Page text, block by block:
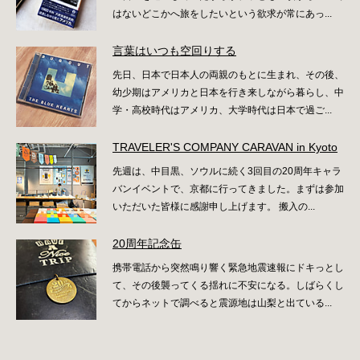
はないどこかへ旅をしたいという欲求が常にあっ...
言葉はいつも空回りする
先日、日本で日本人の両親のもとに生まれ、その後、
幼少期はアメリカと日本を行き来しながら暮らし、中
学・高校時代はアメリカ、大学時代は日本で過ご...
TRAVELER'S COMPANY CARAVAN in Kyoto
先週は、中目黒、ソウルに続く3回目の20周年キャラ
バンイベントで、京都に行ってきました。まずは参加
いただいた皆様に感謝申し上げます。 搬入の...
20周年記念缶
携帯電話から突然鳴り響く緊急地震速報にドキっとし
て、その後襲ってくる揺れに不安になる。しばらくし
てからネットで調べると震源地は山梨と出ている...